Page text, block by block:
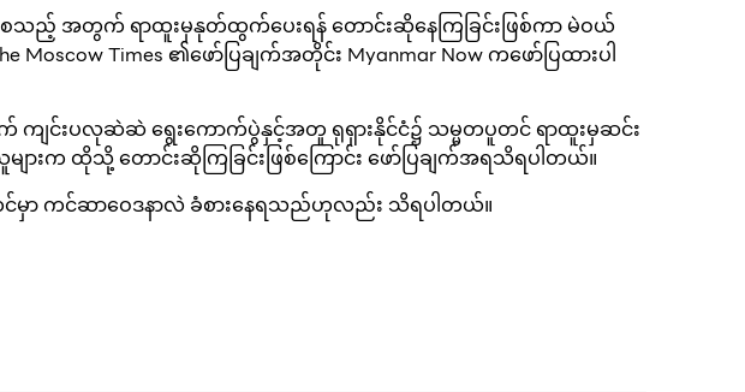
ေသည့် အတွက် ရာထူးမှနုတ်ထွက်ပေးရန် တောင်းဆိုနေကြခြင်းဖြစ်ကာ မဲဝယ်
Times ၏ဖော်ပြချက်အတိုင်း Myanmar Now ကဖော်ပြထားပါ
ျင်းပလုဆဲဆဲ ရွေးကောက်ပွဲနှင့်အတူ ရုရှားနိုင်ငံ၌ သမ္မတပူတင် ရာထူးမှဆင်း
ျားက ထိုသို့ တောင်းဆိုကြခြင်းဖြစ်ကြောင်း ဖော်ပြချက်အရသိရပါတယ်။
ာ ကင်ဆာဝေဒနာလဲ ခံစားနေရသည်ဟုလည်း သိရပါတယ်။